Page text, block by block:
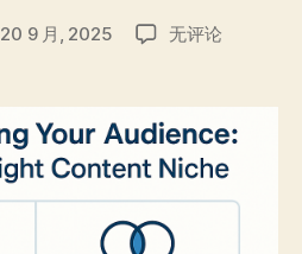
20 9 月, 2025
理
的
观
众：
在
无评论